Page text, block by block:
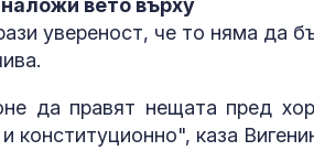
вето върху
увереност, че то няма да
да правят нещата пред
конституционно", каза
протеинов
какво
Психология
родители: